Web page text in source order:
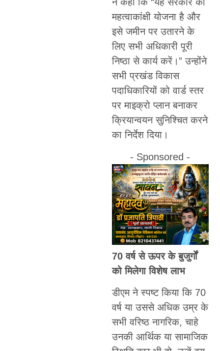
ने कहा कि “यह सरकार की
महत्वाकांक्षी योजना है और
इसे जमीन पर उतारने के
लिए सभी अधिकारी पूरी
निष्ठा से कार्य करें।” उन्होंने
सभी प्रखंड विकास
पदाधिकारियों को वार्ड स्तर
पर माइक्रो प्लान बनाकर
क्रियान्वयन सुनिश्चित करने
का निर्देश दिया।
- Sponsored -
70 वर्ष से ऊपर के बुजुर्गों
को मिलेगा विशेष लाभ
डीएम ने स्पष्ट किया कि 70
वर्ष या उससे अधिक उम्र के
सभी वरिष्ठ नागरिक, चाहे
उनकी आर्थिक या सामाजिक